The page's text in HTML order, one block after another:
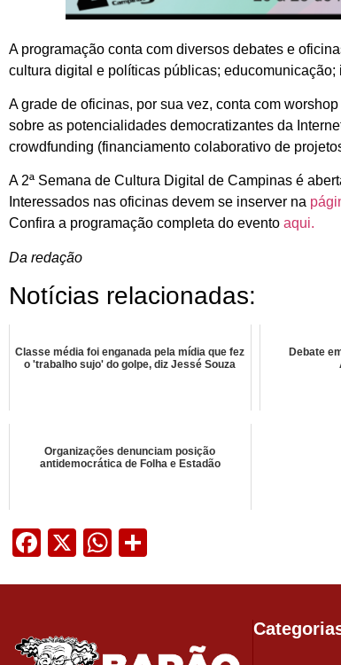
A programação conta com diversos debates e
cultura digital e políticas públicas;
A grade de oficinas, por sua vez, conta com
sobre as potencialidades democratizantes da
crowdfunding (financiamento colaborativo de
A 2ª Semana de Cultura Digital de Campinas é
Interessados nas oficinas devem se inserver na
Confira a programação completa do evento aqui.
Da redação
Notícias relacionadas:
Classe média foi enganada pela mídia que fez
o 'trabalho sujo' do golpe, diz Jessé Souza
Debate
Organizações denunciam posição
antidemocrática de Folha e Estadão
Facebook
X WhatsApp